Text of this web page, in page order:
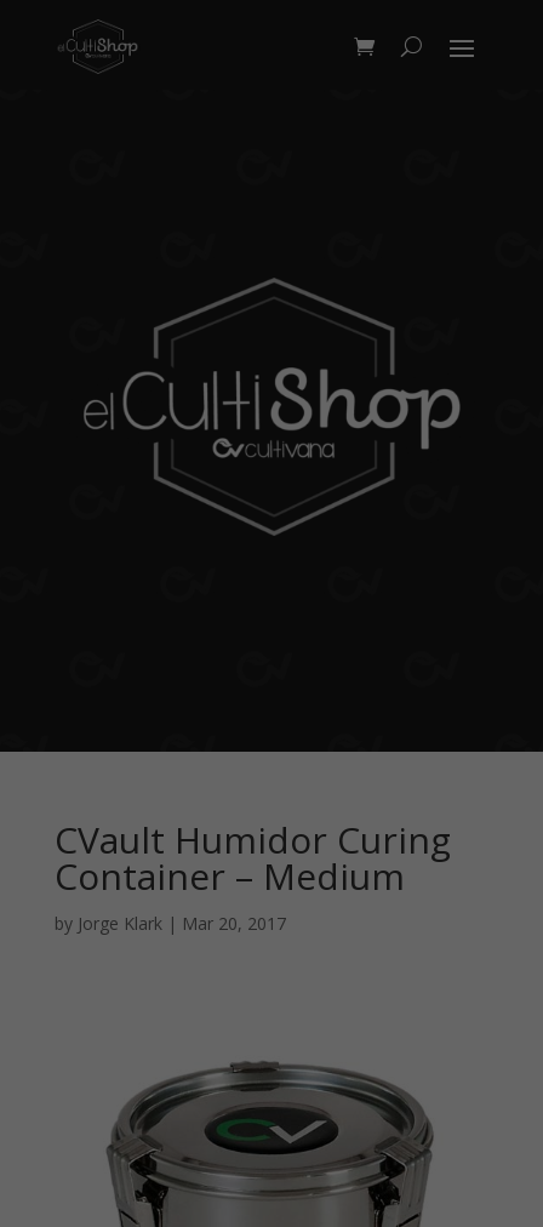
CVault Humidor Curing
Container – Medium
by Jorge Klark | Mar 20, 2017